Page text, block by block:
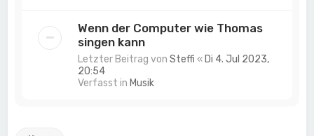
Wenn der Computer wie Thomas
singen kann
Letzter Beitrag vonSteffi « Di 4. Jul 2023,
20:54
Verfasst in Musik